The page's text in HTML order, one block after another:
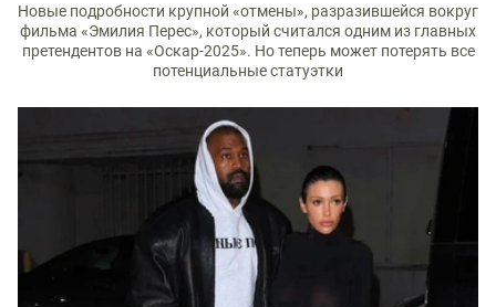
Новые подробности крупной «отмены», разразившейся вокруг
фильма «Эмилия Перес», который считался одним из главных
претендентов на «Оскар-2025». Но теперь может потерять все
потенциальные статуэтки